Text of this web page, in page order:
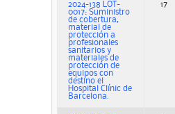
2024-138 LOT-
0017: Suministro
de cobertura,
material de
protección a
profesionales
sanitarios y
materiales de
protección de
equipos con
destino el
Hospital Clínic de
Barcelona.
17